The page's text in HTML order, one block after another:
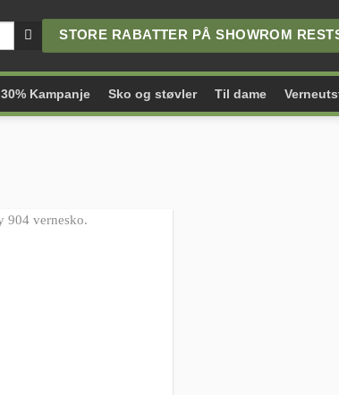
STORE RABATTER PÅ SHOWROM
30% Kampanje Sko og støvler Til dame